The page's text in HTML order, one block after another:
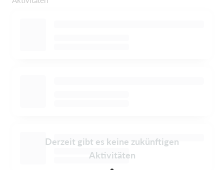
Derzeit gibt es keine zukünftigen
Aktivitäten